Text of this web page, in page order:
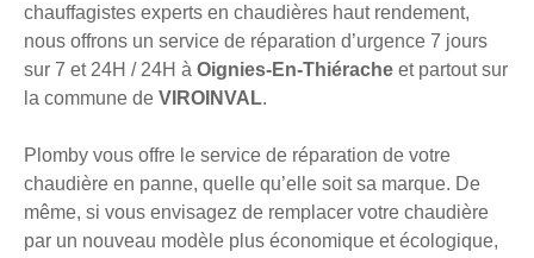
chauffagistes experts en chaudières haut rendement,
nous offrons un service de réparation d’urgence 7 jours
sur 7 et 24H / 24H à Oignies-En-Thiérache et partout sur
la commune de VIROINVAL.
Plomby vous offre le service de réparation de votre
chaudière en panne, quelle qu’elle soit sa marque. De
même, si vous envisagez de remplacer votre chaudière
par un nouveau modèle plus économique et écologique,